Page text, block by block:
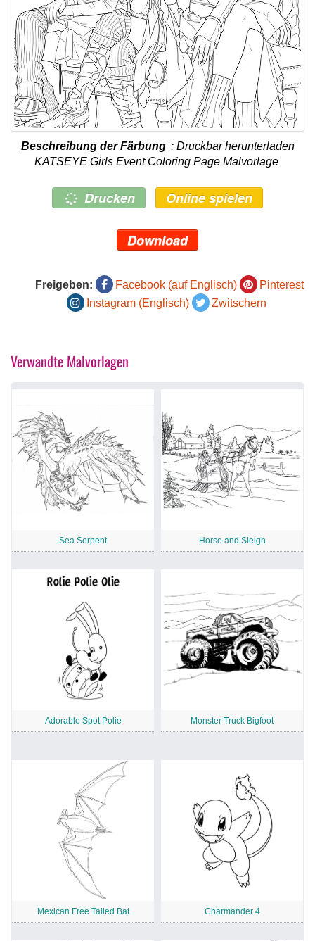
Beschreibung der Färbung : Druckbar herunterladen
KATSEYE Girls Event Coloring Page Malvorlage
Drucken Online spielen
Download
Freigeben: Facebook (auf Englisch)
Pinterest
Instagram (Englisch)
Zwitschern
Verwandte Malvorlagen
Sea Serpent Horse and Sleigh
Adorable Spot Polie Monster Truck Bigfoot
Mexican Free Tailed Bat Charmander 4